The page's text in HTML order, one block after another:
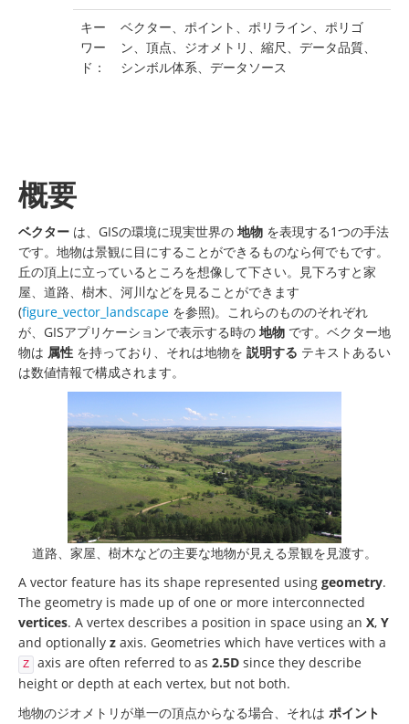
キー
ワー
ド：
ベクター、ポイント、ポリライン、ポリゴ
ン、頂点、ジオメトリ、縮尺、データ品質、
シンボル体系、データソース
概要
ベクター は、GISの環境に現実世界の 地物 を表現する1つの手法
です。地物は景観に目にすることができるものなら何でもです。
丘の頂上に立っているところを想像して下さい。見下ろすと家
屋、道路、樹木、河川などを見ることができます
(figure_vector_landscape を参照)。これらのもののそれぞれ
が、GISアプリケーションで表示する時の 地物 です。ベクター地
物は 属性 を持っており、それは地物を 説明する テキストあるい
は数値情報で構成されます。
道路、家屋、樹木などの主要な地物が見える景観を見渡す。
A vector feature has its shape represented using geometry.
The geometry is made up of one or more interconnected
vertices. A vertex describes a position in space using an X, Y
and optionally z axis. Geometries which have vertices with a
Z axis are often referred to as 2.5D since they describe
height or depth at each vertex, but not both.
地物のジオメトリが単一の頂点からなる場合、それは ポイント